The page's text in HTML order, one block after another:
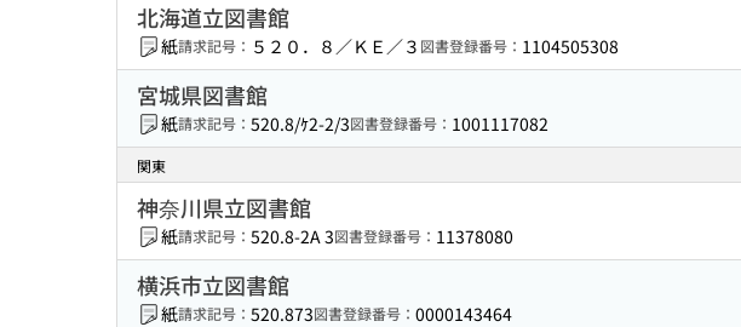
北海道立図書館
紙請求記号： ５２０．８／ＫＥ／３ 図書登録番号： 1104505308
宮城県図書館
紙請求記号： 520.8/ｹ2-2/3図書登録番号： 1001117082
関東
神奈川県立図書館
紙請求記号： 520.8-2A 3図書登録番号： 11378080
横浜市立図書館
紙請求記号： 520.873図書登録番号： 0000143464